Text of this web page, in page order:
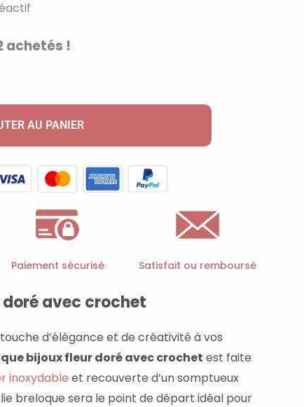
achetés !
AU PANIER
Paiement sécurisé Satisfait ou remboursé
avec crochet
d’élégance et de créativité à vos
bijoux fleur doré avec crochet est faite
inoxydable et recouverte d’un somptueux
breloque sera le point de départ idéal pour